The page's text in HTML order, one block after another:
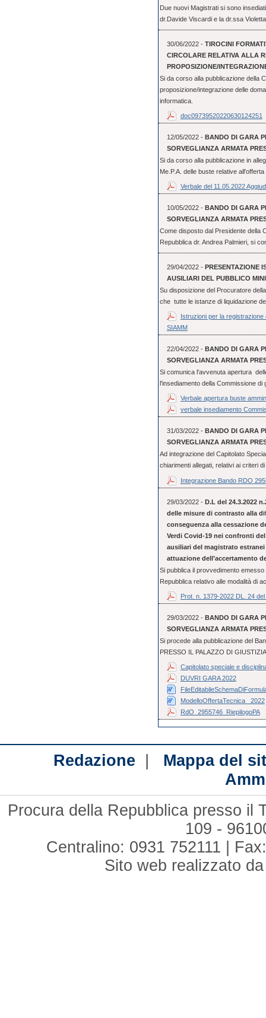
Due nuovi Magistrati si sono
dr.Davide Viscardi e la dr.ssa
30/06/2022 - TIROCINI
CIRCOLARE RELATIVA ALLA
PROPOSIZIONE/
Si da corso alla pubblicazione della
proposizione/integrazione delle
informatica.
doc09739520220630124251
12/05/2022 - BANDO DI GARA
SORVEGLIANZA ARMATA
Si da corso alla pubblicazione in
Me.P.A. delle buste relative
Verbale del 11.05.2022
10/05/2022 - BANDO DI GARA
SORVEGLIANZA ARMATA
Come disposto dal Presidente della
Repubblica dr. Andrea Palmieri, si
29/04/2022 - PRESENTAZIONE
AUSILIARI DEL PUBBLICO
Su disposizione del Procuratore
che tutte le istanze di liquidazione
Istruzioni per la
SIAMM
22/04/2022 - BANDO DI GARA
SORVEGLIANZA ARMATA
Si comunica l'avvenuta apertura
l'insediamento della Commissione
Verbale apertura buste
verbale insediamento
31/03/2022 - BANDO DI GARA
SORVEGLIANZA ARMATA
Ad integrazione del Capitolato
chiarimenti allegati, relativi ai criteri
Integrazione Bando RDO
29/03/2022 - D.L del 24.3.2022
delle misure di contrasto alla
conseguenza alla cessazione
Verdi Covid-19 nei confronti
ausiliari del magistrato
attuazione dell’accertamento
Si pubblica il provvedimento
Repubblica relativo alle modalità di
Prot. n. 1379-2022 DL. 24
29/03/2022 - BANDO DI GARA
SORVEGLIANZA ARMATA
Si procede alla pubblicazione del
PRESSO IL PALAZZO DI
Capitolato speciale e
DUVRI GARA 2022
ModelloOffertaTecnica_ 2022
RdO_2955746_RiepilogoPA
Redazione | Mappa del
Procura della Repubblica presso il
109 -
Centralino: 0931 752111 |
Sito web realizzato